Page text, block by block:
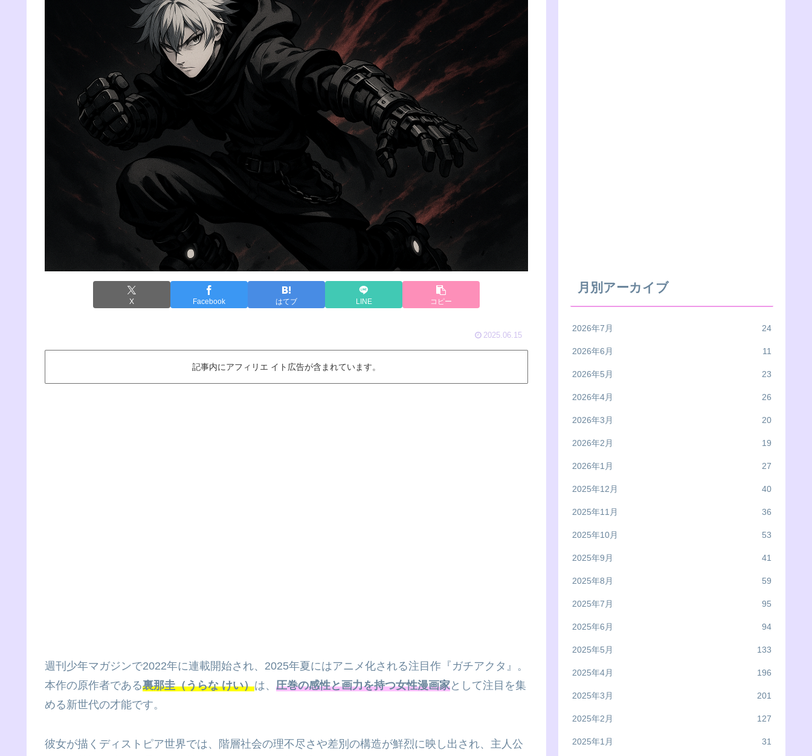
X Facebook はてブ LINE コピー
2025.06.15
記事内にアフィリエ イト広告が含まれています。
週刊少年マガジンで2022年に連載開始され、2025年夏にはアニメ化される注目作『ガチアクタ』。
本作の原作者である裏那圭（うらな けい）は、 圧巻の感性と画力を持つ女性漫画家として注目を集
める新世代の才能です。
彼女が描くディストピア世界では、階層社会の理不尽さや差別の構造が鮮烈に映し出され、主人公
月別アーカイブ
2026年7月 24
2026年6月 11
2026年5月 23
2026年4月 26
2026年3月 20
2026年2月 19
2026年1月 27
2025年12月 40
2025年11月 36
2025年10月 53
2025年9月 41
2025年8月 59
2025年7月 95
2025年6月 94
2025年5月 133
2025年4月 196
2025年3月 201
2025年2月 127
2025年1月 31